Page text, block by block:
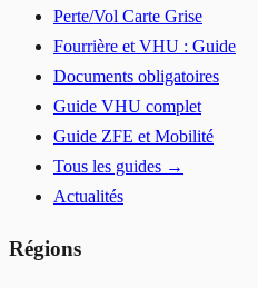
Perte/Vol Carte Grise
Fourrière et VHU : Guide
Documents obligatoires
Guide VHU complet
Guide ZFE et Mobilité
Tous les guides →
Actualités
Régions